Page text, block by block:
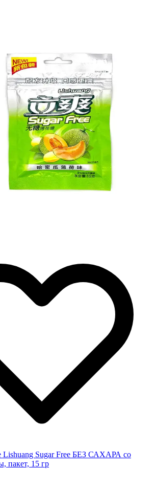
Sugar Free БЕЗ САХАРА со
пакет, 15 гр